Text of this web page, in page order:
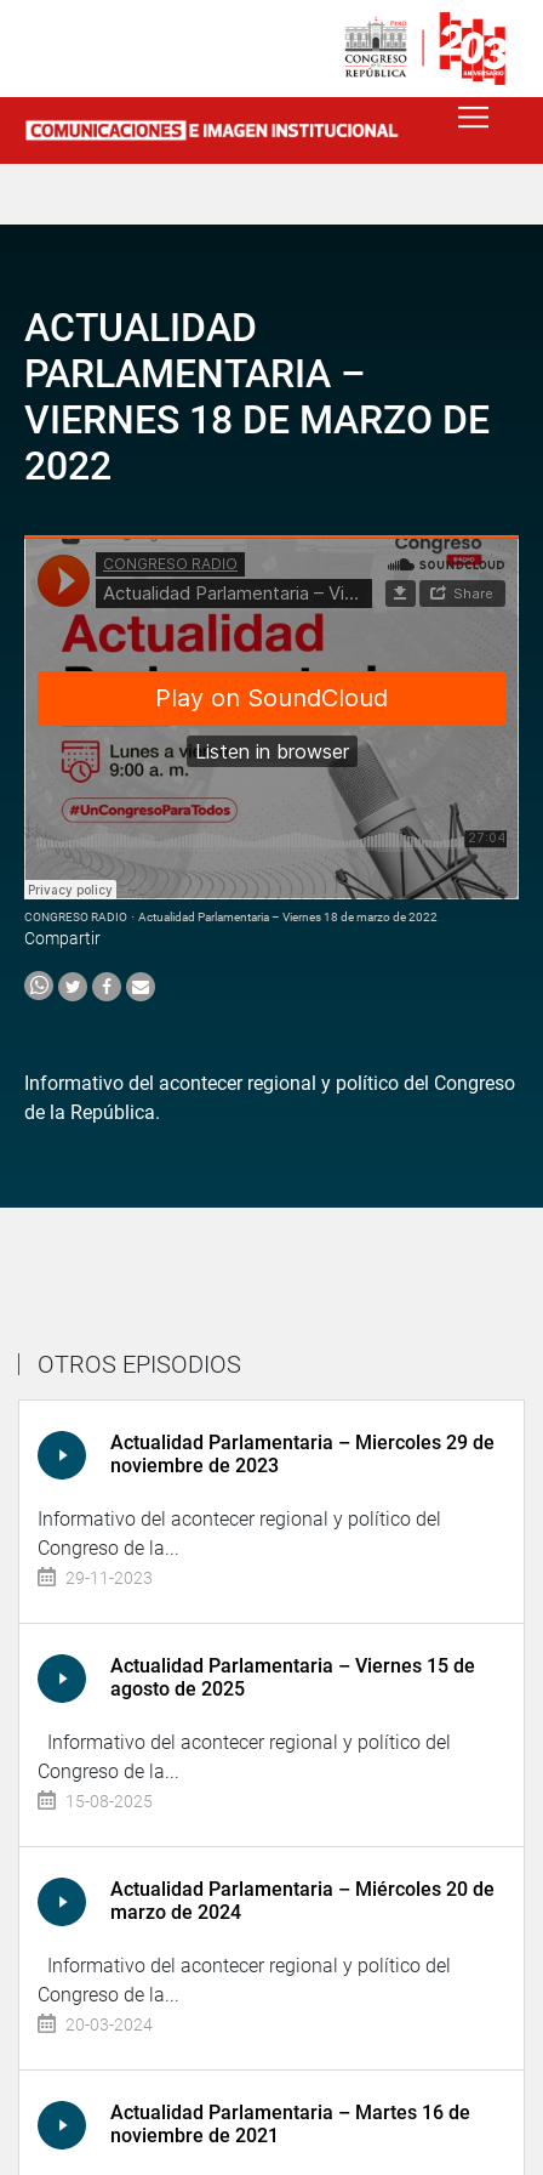
ACTUALIDAD
PARLAMENTARIA –
VIERNES 18 DE MARZO DE
2022
CONGRESO RADIO · Actualidad Parlamentaria – Viernes 18 de marzo de 2022
Compartir
Informativo del acontecer regional y político del Congreso
de la República.
OTROS EPISODIOS
Actualidad Parlamentaria – Miercoles 29 de
noviembre de 2023
Informativo del acontecer regional y político del
Congreso de la...
29-11-2023
Actualidad Parlamentaria – Viernes 15 de
agosto de 2025
Informativo del acontecer regional y político del
Congreso de la...
15-08-2025
Actualidad Parlamentaria – Miércoles 20 de
marzo de 2024
Informativo del acontecer regional y político del
Congreso de la...
20-03-2024
Actualidad Parlamentaria – Martes 16 de
noviembre de 2021